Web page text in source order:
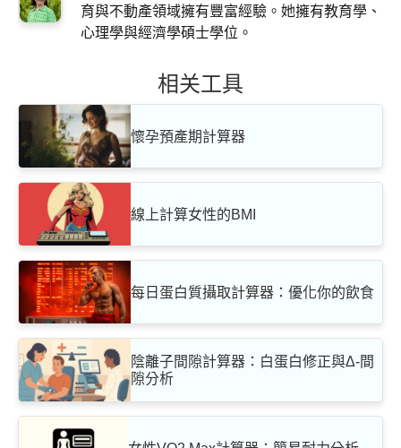
育與不動產領域擁有豐富經驗。她擁有教育學、
心理學與經濟學碩士學位。
相关工具
懷孕預產期計算器
線上計算女性的BMI
每日蛋白質攝取計算器：優化你的飲食
陰離子間隙計算器：白蛋白修正與Δ-間
隙分析